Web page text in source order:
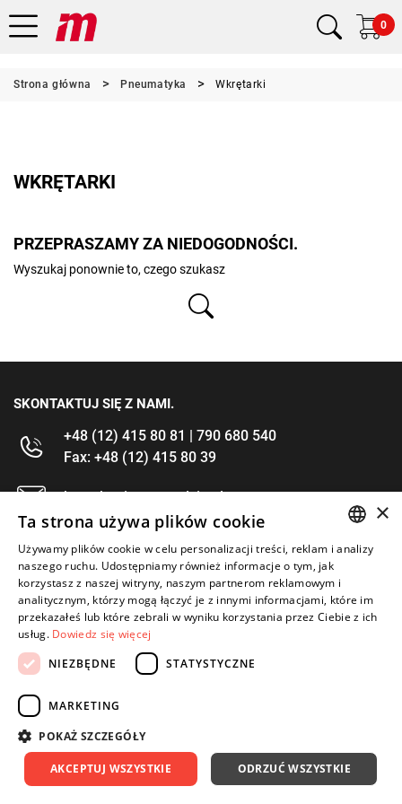
0
Strona główna Pneumatyka Wkrętarki
WKRĘTARKI
PRZEPRASZAMY ZA NIEDOGODNOŚCI.
Wyszukaj ponownie to, czego szukasz
SKONTAKTUJ SIĘ Z NAMI.
+48 (12) 415 80 81 | 790 680 540
Fax: +48 (12) 415 80 39
kontakt@im-narzedzia.pl
INFORMACJE
OFERTA
MOJE KONTO
OBSERWUJ NAS
Copyright 2026: IM Kraków Created by: Waynet
ENGLISH
×
Ta strona używa plików cookie
Używamy plików cookie w celu personalizacji treści, reklam i analizy
naszego ruchu. Udostępniamy również informacje o tym, jak
korzystasz z naszej witryny, naszym partnerom reklamowym i
analitycznym, którzy mogą łączyć je z innymi informacjami, które im
przekazałeś lub które zebrali w wyniku korzystania przez Ciebie z ich
usług. Dowiedz się więcej
NIEZBĘDNE
STATYSTYCZNE
MARKETING
POKAŻ SZCZEGÓŁY
AKCEPTUJ WSZYSTKIE ODRZUĆ WSZYSTKIE